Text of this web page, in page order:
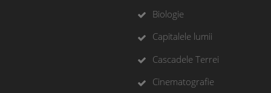
Biologie
Capitalele lumii
Cascadele Terrei
Cinematografie